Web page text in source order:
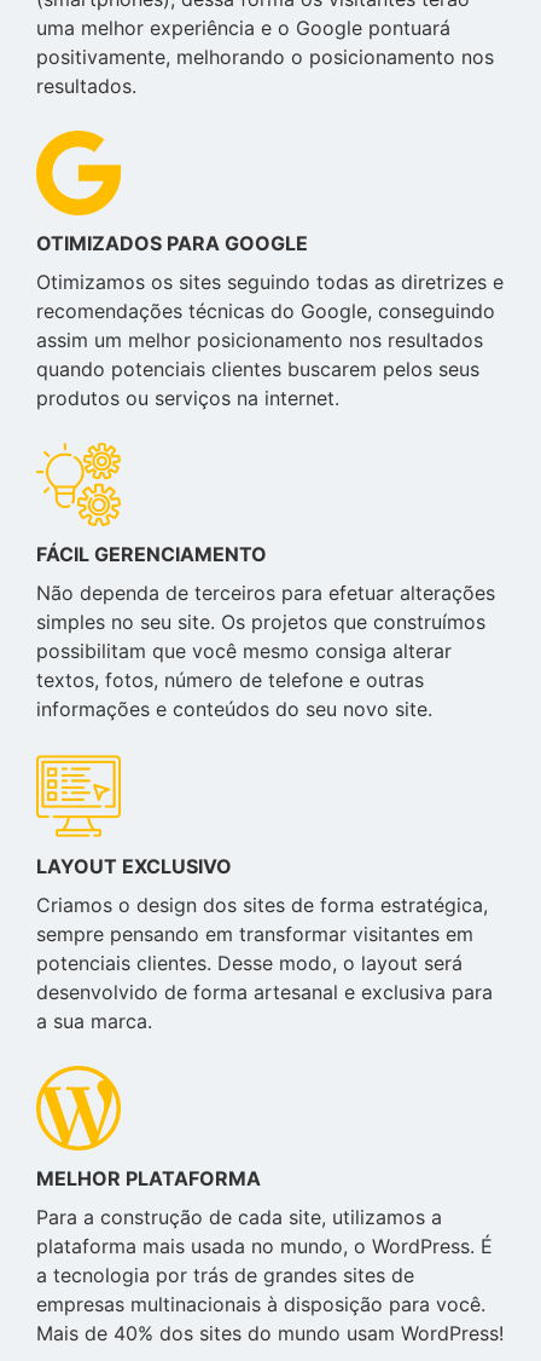
uma melhor experiência e o Google pontuará
positivamente, melhorando o posicionamento nos
resultados.
OTIMIZADOS PARA GOOGLE
Otimizamos os sites seguindo todas as diretrizes e
recomendações técnicas do Google, conseguindo
assim um melhor posicionamento nos resultados
quando potenciais clientes buscarem pelos seus
produtos ou serviços na internet.
FÁCIL GERENCIAMENTO
Não dependa de terceiros para efetuar alterações
simples no seu site. Os projetos que construímos
possibilitam que você mesmo consiga alterar
textos, fotos, número de telefone e outras
informações e conteúdos do seu novo site.
LAYOUT EXCLUSIVO
Criamos o design dos sites de forma estratégica,
sempre pensando em transformar visitantes em
potenciais clientes. Desse modo, o layout será
desenvolvido de forma artesanal e exclusiva para
a sua marca.
MELHOR PLATAFORMA
Para a construção de cada site, utilizamos a
plataforma mais usada no mundo, o WordPress. É
a tecnologia por trás de grandes sites de
empresas multinacionais à disposição para você.
Mais de 40% dos sites do mundo usam WordPress!